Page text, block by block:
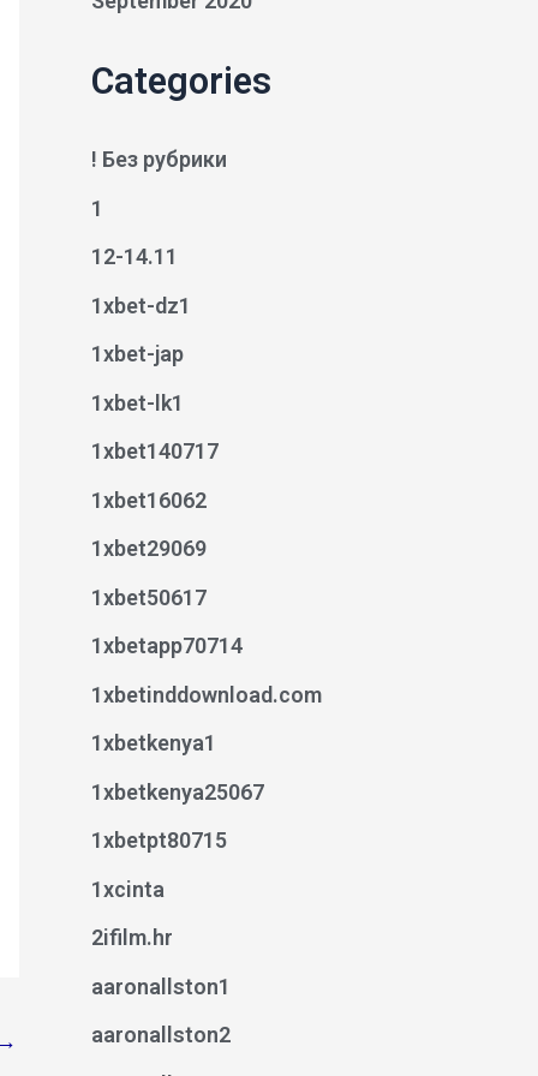
Categories
! Без рубрики
1
12-14.11
1xbet-dz1
1xbet-jap
1xbet-lk1
1xbet140717
1xbet16062
1xbet29069
1xbet50617
1xbetapp70714
1xbetinddownload.com
1xbetkenya1
1xbetkenya25067
1xbetpt80715
1xcinta
2ifilm.hr
aaronallston1
aaronallston2